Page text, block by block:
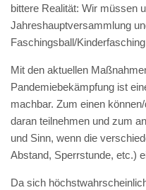
bittere Realität: Wir müssen
Jahreshauptversammlung
Faschingsball/
Mit den aktuellen
Pandemiebekämpfung ist
machbar. Zum einen
daran teilnehmen und zum
und Sinn, wenn die
Abstand, Sperrstunde, etc.)
Da sich